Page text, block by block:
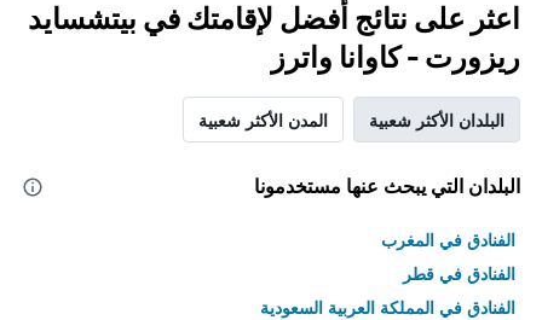
اعثر على نتائج أفضل لإقامتك في بيتشسايد
ريزورت - كاوانا واترز
البلدان الأكثر شعبية المدن الأكثر شعبية
البلدان التي يبحث عنها مستخدمونا
الفنادق في المغرب
الفنادق في قطر
الفنادق في المملكة العربية السعودية